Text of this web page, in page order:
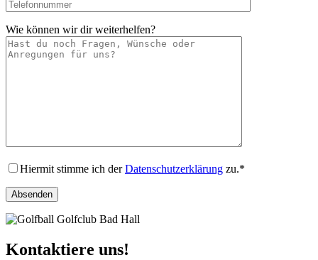
Wie können wir dir weiterhelfen?
Hiermit stimme ich derDatenschutzerklärung zu.*
Kontaktiere uns!